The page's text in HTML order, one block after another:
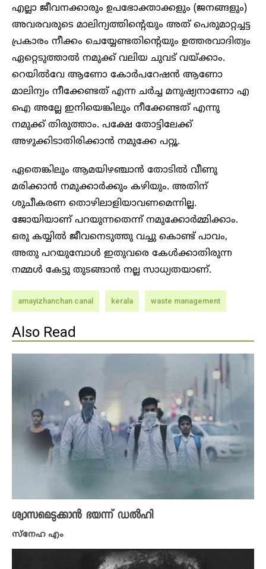
എല്ലാ ജീവനക്കാരും ഉപഭോക്താക്കളും (ജനങ്ങളും)
അവരവരുടെ മാലിന്യത്തിന്റെയും അത് പെരുമാറ്റച്ചട്ട
പ്രകാരം നീക്കം ചെയ്യേണ്ടതിന്റെയും ഉത്തരവാദിത്വം
ഏറ്റെടുത്താൽ നമുക്ക് വലിയ ചുവട് വയ്ക്കാം.
റെയിൽവേ ആണോ കോർപറേഷൻ ആണോ
മാലിന്യം നീക്കേണ്ടത് എന്ന ചർച്ച മനുഷ്യനാണോ എ
ഐ അല്ലേ ഇനിയെങ്കിലും നീക്കേണ്ടത് എന്നു
നമുക്ക് തിരുത്താം. പക്ഷേ തോട്ടിലേക്ക്
അഴുക്കിടാതിരിക്കാൻ നമുക്കേ പറ്റൂ.
ഏതെങ്കിലും ആമയിഴഞ്ചാൻ തോടിൽ വീണു
മരിക്കാൻ നമുക്കാർക്കും കഴിയും. അതിന്
ശുചീകരണ തൊഴിലാളിയാവണമെന്നില്ല.
ജോയിയാണ് പറയുന്നതെന്ന് നമുക്കോർമ്മിക്കാം.
ഒരു കയ്യിൽ ജീവനെടുത്തു വച്ചു കൊണ്ട് പാവം,
അതു പറയുമ്പോൾ ഇതുവരെ കേൾക്കാതിരുന്ന
നമ്മൾ കേട്ടു തുടങ്ങാൻ നല്ല സാധ്യതയാണ്.
amayizhanchan canal kerala waste management
Also Read
ശ്വാസമെടുക്കാൻ ഭയന്ന് ഡൽഹി
സ്നേഹ എം